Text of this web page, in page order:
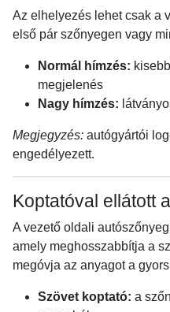
Az elhelyezés lehet csak a
első pár szőnyegen vagy
Normál hímzés:
megjelenés
Nagy hímzés:
Megjegyzés: autógyártói
engedélyezett.
Koptatóval ellátott
A vezető oldali
amely meghosszabbítja a
megóvja az anyagot a
Szövet koptató: a